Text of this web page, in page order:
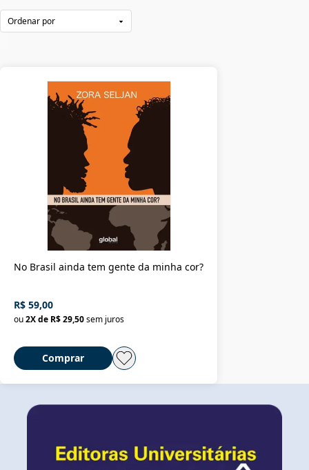
No Brasil ainda tem gente da minha cor?
R$ 59,00
ou2X de R$ 29,50sem juros
Comprar